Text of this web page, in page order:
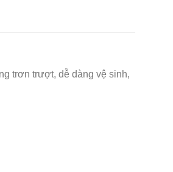
trơn trượt, dễ dàng vệ sinh,